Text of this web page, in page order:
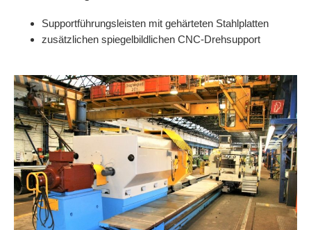
Supportführungsleisten mit gehärteten Stahlplatten
zusätzlichen spiegelbildlichen CNC-Drehsupport